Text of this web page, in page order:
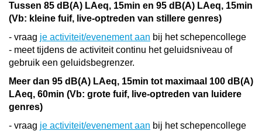
Tussen 85 dB(A) LAeq, 15min en 95 dB(A) LAeq, 15min
(Vb: kleine fuif, live-optreden van stillere genres)
- vraag je activiteit/evenement aan bij het schepencollege
- meet tijdens de activiteit continu het geluidsniveau of
gebruik een geluidsbegrenzer.
Meer dan 95 dB(A) LAeq, 15min tot maximaal 100 dB(A)
LAeq, 60min (Vb: grote fuif, live-optreden van luidere
genres)
- vraag je activiteit/evenement aan bij het schepencollege